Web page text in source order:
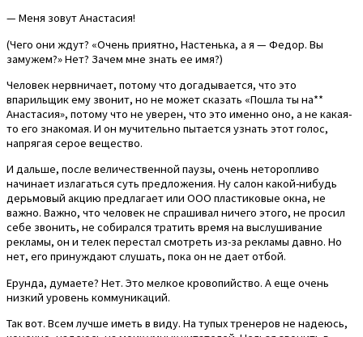
— Меня зовут Анастасия!
(Чего они ждут? «Очень приятно, Настенька, а я — Федор. Вы
замужем?» Нет? Зачем мне знать ее имя?)
Человек нервничает, потому что догадывается, что это
впарильщик ему звонит, но не может сказать «Пошла ты на**
Анастасия», потому что не уверен, что это именно оно, а не какая-
то его знакомая. И он мучительно пытается узнать этот голос,
напрягая серое вещество.
И дальше, после величественной паузы, очень неторопливо
начинает излагаться суть предложения. Ну салон какой-нибудь
дерьмовый акцию предлагает или ООО пластиковые окна, не
важно. Важно, что человек не спрашивал ничего этого, не просил
себе звонить, не собирался тратить время на выслушивание
рекламы, он и телек перестал смотреть из-за рекламы давно. Но
нет, его принуждают слушать, пока он не дает отбой.
Ерунда, думаете? Нет. Это мелкое кровопийство. А еще очень
низкий уровень коммуникаций.
Так вот. Всем лучше иметь в виду. На тупых тренеров не надеюсь,